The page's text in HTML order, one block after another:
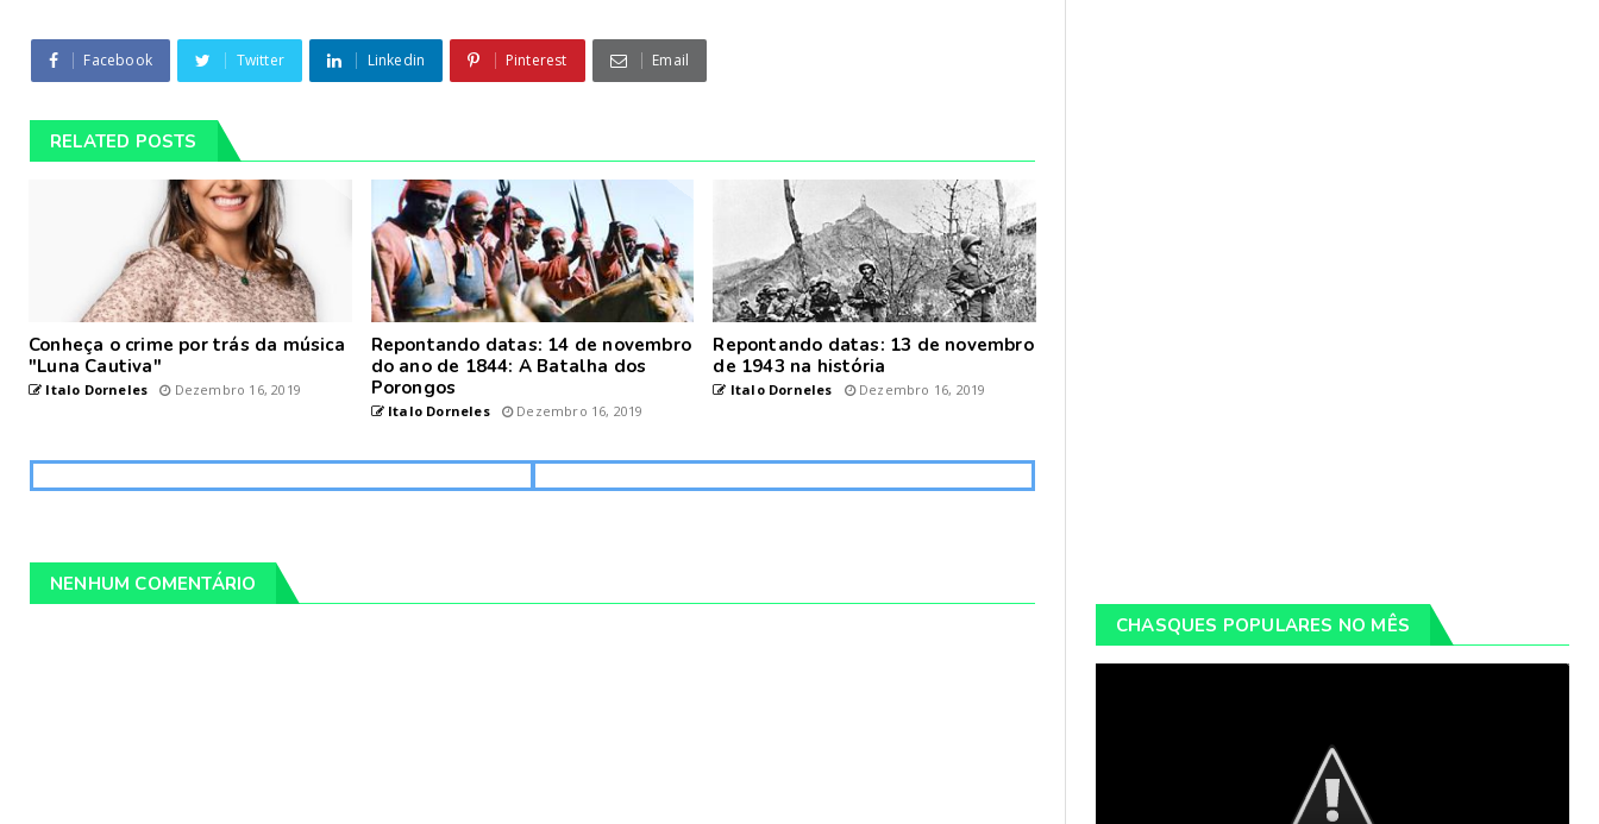
Facebook Twitter Linkedin Pinterest Email
RELATED POSTS
Conheça o crime por trás da música
"Luna Cautiva"
Italo Dorneles Dezembro 16, 2019
Repontando datas: 14 de novembro
do ano de 1844: A Batalha dos
Porongos
Italo Dorneles Dezembro 16, 2019
Repontando datas: 13 de novembro
de 1943 na história
Italo Dorneles Dezembro 16, 2019
NENHUM COMENTÁRIO
CHASQUES POPULARES NO MÊS